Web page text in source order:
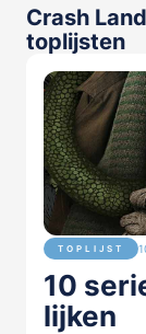
Crash
toplijsten
TOPLIJST
10
lijken